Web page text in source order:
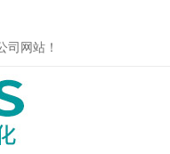
司网站！